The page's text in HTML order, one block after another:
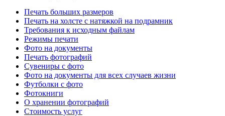
Печать больших размеров
Печать на холсте c натяжкой на подрамник
Требования к исходным файлам
Режимы печати
Фото на документы
Печать фотографий
Сувениры с фото
Фото на документы для всех случаев жизни
Футболки с фото
Фотокниги
О хранении фотографий
Стоимость услуг